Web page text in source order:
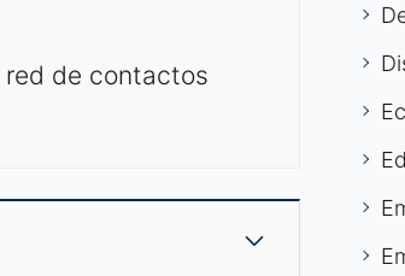
de contactos